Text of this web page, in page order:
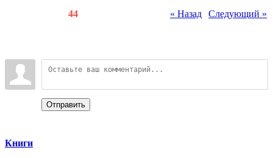
« Назад Следующий »
44
Отправить
Книги